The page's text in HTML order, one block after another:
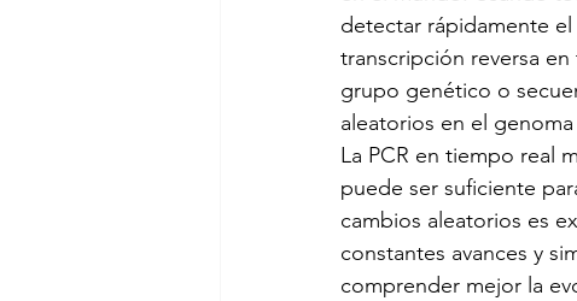
detectar rápidamente el
transcripción reversa
grupo genético o
aleatorios en el
La PCR en tiempo real
puede ser suficiente
cambios aleatorios es
constantes avances y
comprender mejor la